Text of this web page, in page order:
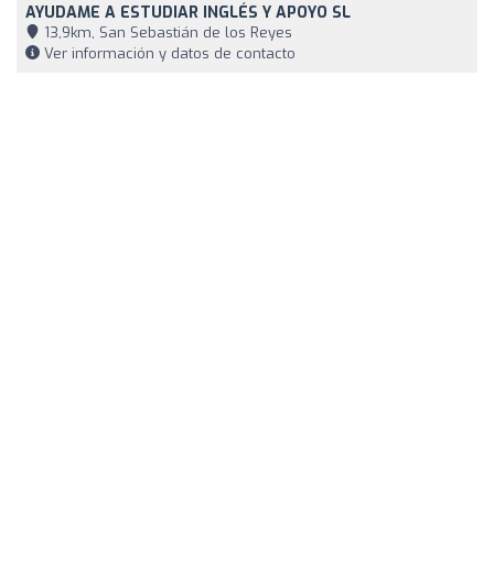
AYUDAME A ESTUDIAR INGLÉS Y APOYO SL
13,9km, San Sebastián de los Reyes
Ver información y datos de contacto